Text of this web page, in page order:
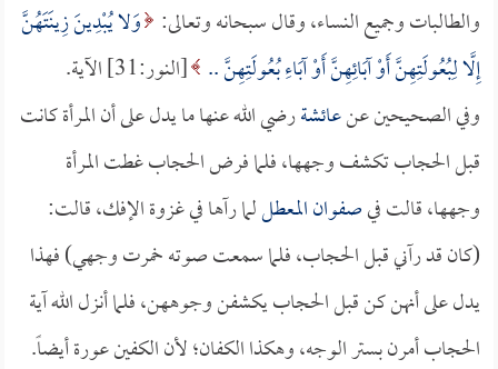
والطالبات وجميع النساء، وقال سبحانه وتعالى: وَلا يُبْدِينَ زِينَتَهُنَّ
إِلَّا لِبُعُولَتِهِنَّ أَوْ آبَائِهِنَّ أَوْ آبَاءِ بُعُولَتِهِنَّ .. [النور:31] الآية.
وفي الصحيحين عنعائشةرضي الله عنها ما يدل على أن المرأة كانت
قبل الحجاب تكشف وجهها، فلما فرض الحجاب غطت المرأة
وجهها، قالت فيصفوان المعطللما رآها في غزوة الإفك، قالت:
(كان قد رآني قبل الحجاب، فلما سمعت صوته خمرت وجهي) فهذا
يدل على أنهن كن قبل الحجاب يكشفن وجوههن، فلما أنزل الله آية
الحجاب أمرن بستر الوجه، وهكذا الكفان؛ لأن الكفين عورة أيضاً.